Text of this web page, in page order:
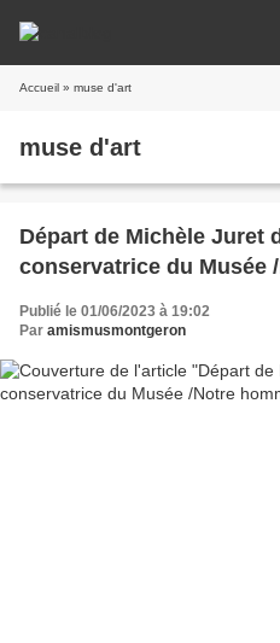
Accueil » muse d'art
muse d'art
Départ de Michèle Juret
conservatrice du Musée
Publié le 01/06/2023 à 19:02
Par amismusmontgeron